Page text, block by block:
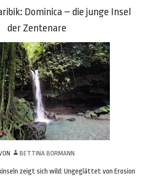
Dominica – die junge Insel
der Zentenare
BETTINA BORMANN
zeigt sich wild: Ungeglättet von Erosion